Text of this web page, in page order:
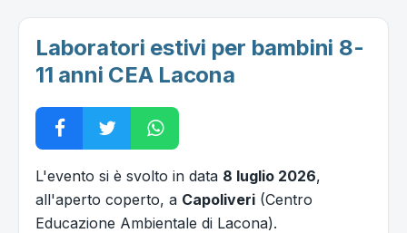
Utilità
Vacanze all'Isola d'Elba
Laboratori estivi per bambini 8-
11 anni CEA Lacona
L'evento si è svolto in data 8 luglio 2026,
all'aperto coperto, a Capoliveri (Centro
Educazione Ambientale di Lacona).